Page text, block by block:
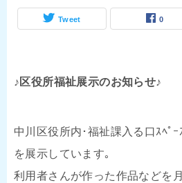
Tweet 0
♪区役所福祉展示のお知らせ♪
中川区役所内･福祉課入る口ｽﾍﾟ
を展示しています｡
利用者さんが作った作品などを